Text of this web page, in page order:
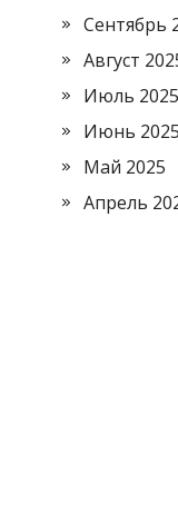
Сентябрь
Август
Июль 2025
Июнь 2025
Май 2025
Апрель